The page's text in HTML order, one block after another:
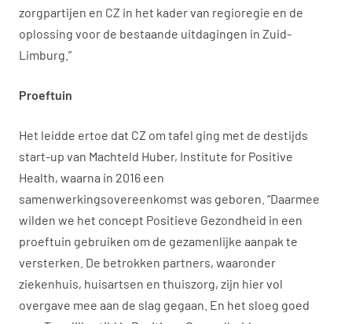
zorgpartijen en CZ in het kader van regioregie en de
oplossing voor de bestaande uitdagingen in Zuid-
Limburg.”
Proeftuin
Het leidde ertoe dat CZ om tafel ging met de destijds
start-up van Machteld Huber, Institute for Positive
Health, waarna in 2016 een
samenwerkingsovereenkomst was geboren. “Daarmee
wilden we het concept Positieve Gezondheid in een
proeftuin gebruiken om de gezamenlijke aanpak te
versterken. De betrokken partners, waaronder
ziekenhuis, huisartsen en thuiszorg, zijn hier vol
overgave mee aan de slag gegaan. En het sloeg goed